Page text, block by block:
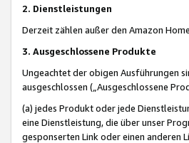
2. Dienstleistungen
Derzeit zählen außer den Amazon
3. Ausgeschlossene Produkte
Ungeachtet der obigen Ausführungen
ausgeschlossen („Ausgeschlossene
(a) jedes Produkt oder jede
eine Dienstleistung, die über unser
gesponserten Link oder einen anderen